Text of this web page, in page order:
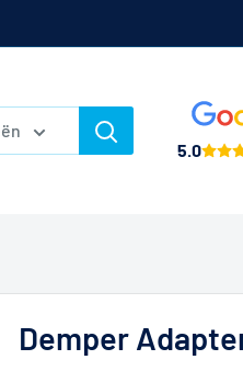
5.0
Demper